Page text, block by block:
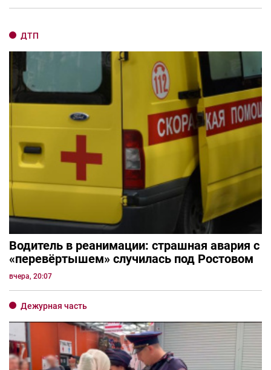
ДТП
Водитель в реанимации: страшная авария с
«перевёртышем» случилась под Ростовом
вчера, 20:07
Дежурная часть